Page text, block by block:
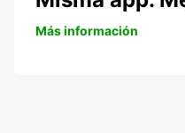
Más información